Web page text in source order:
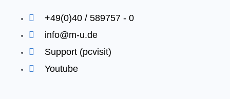
+49(0)40 / 589757 - 0
info@m-u.de
Support (pcvisit)
Youtube